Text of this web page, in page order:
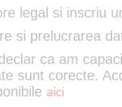
legal si inscriu
si prelucrarea
ca am
sunt corecte.
aici